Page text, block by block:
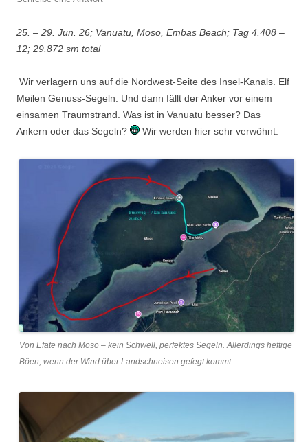
25. – 29. Jun. 26; Vanuatu, Moso, Embas Beach; Tag 4.408 –
12; 29.872 sm total
Wir verlagern uns auf die Nordwest-Seite des Insel-Kanals. Elf
Meilen Genuss-Segeln. Und dann fällt der Anker vor einem
einsamen Traumstrand. Was ist in Vanuatu besser? Das
Ankern oder das Segeln?
Wir werden hier sehr verwöhnt.
Von Efate nach Moso – kein Schwell, perfektes Segeln. Allerdings heftige
Böen, wenn der Wind über Landschneisen gefegt kommt.